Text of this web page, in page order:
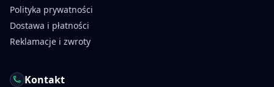
Polityka prywatności
Dostawa i płatności
Reklamacje i zwroty
Kontakt